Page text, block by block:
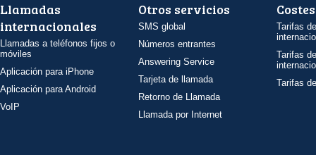
Llamadas
internacionales
Llamadas a teléfonos fijos o
móviles
Aplicación para iPhone
Aplicación para Android
VoIP
Otros servicios
SMS global
Números entrantes
Answering Service
Tarjeta de llamada
Retorno de Llamada
Llamada por Internet
Costes
Tarifas
Tarifas
Tarifas